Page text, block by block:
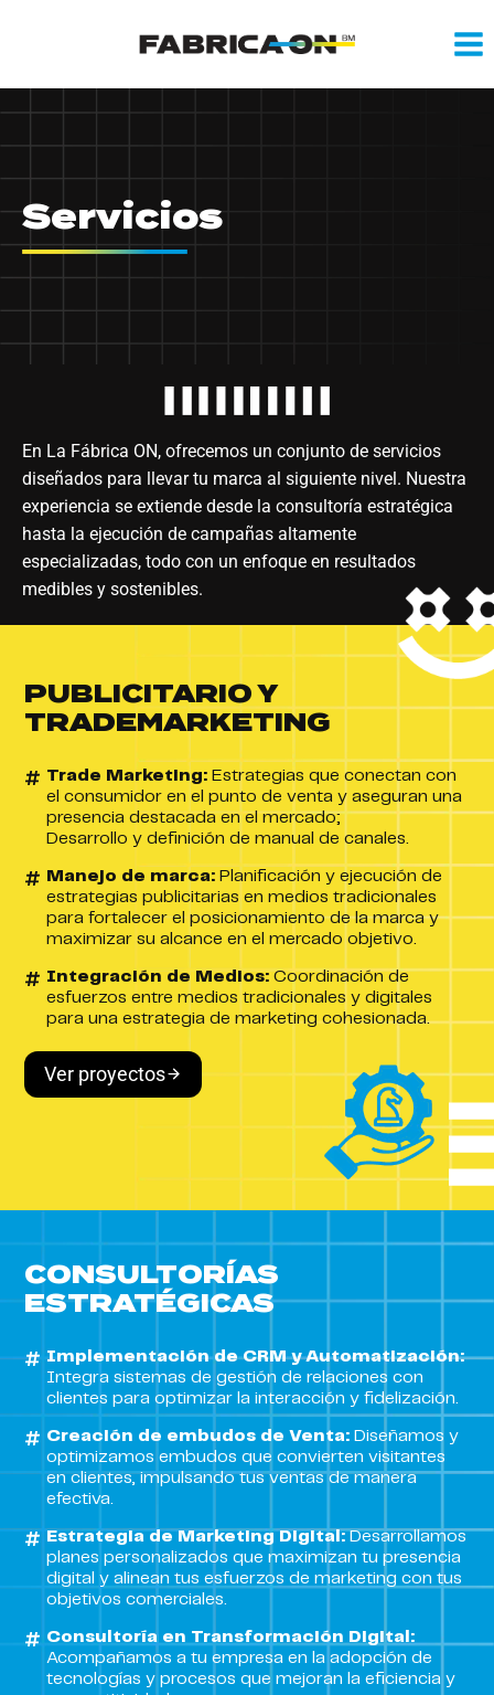
Servicios
En La Fábrica ON, ofrecemos un conjunto de servicios
diseñados para llevar tu marca al siguiente nivel. Nuestra
experiencia se extiende desde la consultoría estratégica
hasta la ejecución de campañas altamente
especializadas, todo con un enfoque en resultados
medibles y sostenibles.
PUBLICITARIO Y
TRADEMARKETING
Trade Marketing: Estrategias que conectan con
el consumidor en el punto de venta y aseguran una
presencia destacada en el mercado;
Desarrollo y definición de manual de canales.
Manejo de marca: Planificación y ejecución de
estrategias publicitarias en medios tradicionales
para fortalecer el posicionamiento de la marca y
maximizar su alcance en el mercado objetivo.
Integración de Medios:Coordinación de
esfuerzos entre medios tradicionales y digitales
para una estrategia de marketing cohesionada.
Ver proyectos
CONSULTORÍAS
ESTRATÉGICAS
Implementación de CRM y Automatización:
Integra sistemas de gestión de relaciones con
clientes para optimizar la interacción y fidelización.
Creación de embudos de Venta: Diseñamos y
optimizamos embudos que convierten visitantes
en clientes, impulsando tus ventas de manera
efectiva.
Estrategia de Marketing Digital:Desarrollamos
planes personalizados que maximizan tu presencia
digital y alinean tus esfuerzos de marketing con tus
objetivos comerciales.
Consultoría en Transformación Digital:
Acompañamos a tu empresa en la adopción de
tecnologías y procesos que mejoran la eficiencia y